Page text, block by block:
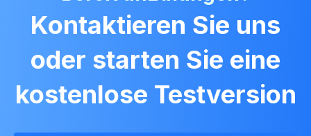
Kontaktieren Sie uns
oder starten Sie eine
kostenlose Testversion